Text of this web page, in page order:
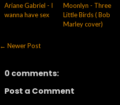
Ariane Gabriel - I
wanna have sex
Moonlyn - Three
Little Birds ( Bob
Marley cover)
← Newer Post
0 comments:
Post a Comment